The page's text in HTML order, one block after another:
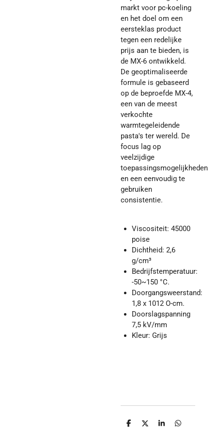
markt voor pc-koeling
en het doel om een
eersteklas product
tegen een redelijke
prijs aan te bieden, is
de MX-6 ontwikkeld.
De geoptimaliseerde
formule is gebaseerd
op de beproefde MX-4,
een van de meest
verkochte
warmtegeleidende
pasta's ter wereld. De
focus lag op
veelzijdige
toepassingsmogelijkheden
en een eenvoudig te
gebruiken
consistentie.
Viscositeit: 45000
poise
Dichtheid: 2,6
g/cm³
Bedrijfstemperatuur:
-50~150 °C.
Doorgangsweerstand:
1,8 x 1012 O-cm.
Doorslagspanning
7,5 kV/mm
Kleur: Grijs
D
D
S
D